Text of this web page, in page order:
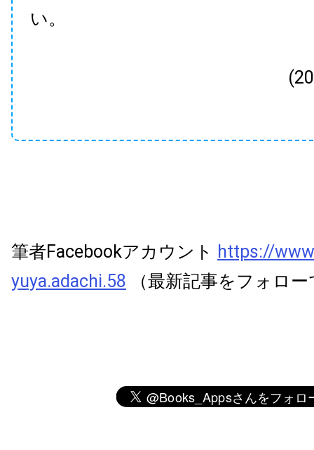
い。
筆者Facebookアカウント https://
yuya.adachi.58 （最新記事をフォロ